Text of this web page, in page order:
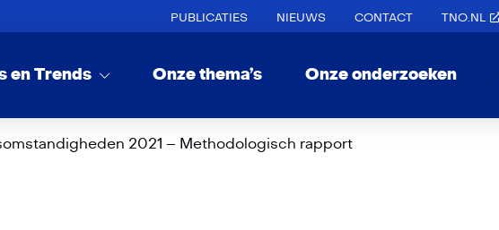
PUBLICATIES NIEUWS CONTACT TNO.NL
en Trends Onze thema’s Onze onderzoeken
2021 – Methodologisch rapport